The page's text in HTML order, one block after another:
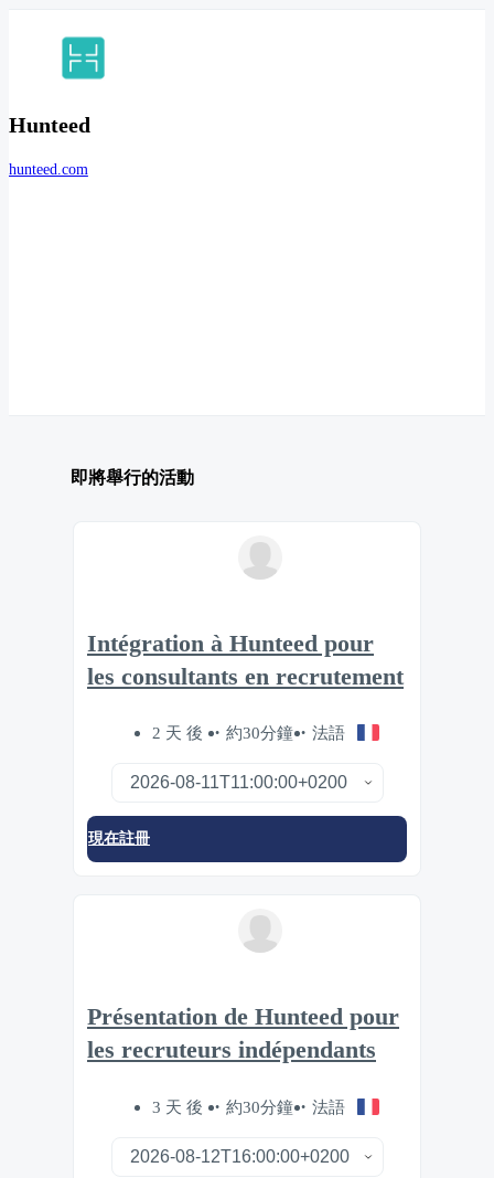
Hunteed
hunteed.com
即將舉行的活動
Intégration à Hunteed pour
les consultants en recrutement
2 天 後 約30分鐘 法語
現在註冊
Présentation de Hunteed pour
les recruteurs indépendants
3 天 後 約30分鐘 法語